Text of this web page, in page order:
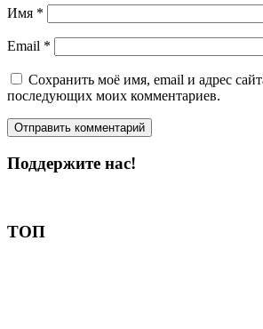
Имя *
Email *
Сохранить моё имя, email и адрес
последующих моих комментариев.
Поддержите нас!
ТОП